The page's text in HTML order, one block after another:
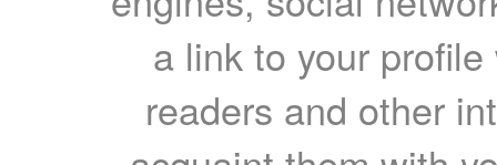
a link to your
readers and other